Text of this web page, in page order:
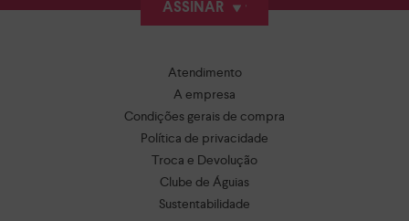
ASSINAR
Atendimento
A empresa
Condições gerais de compra
Política de privacidade
Troca e Devolução
Clube de Águias
Sustentabilidade